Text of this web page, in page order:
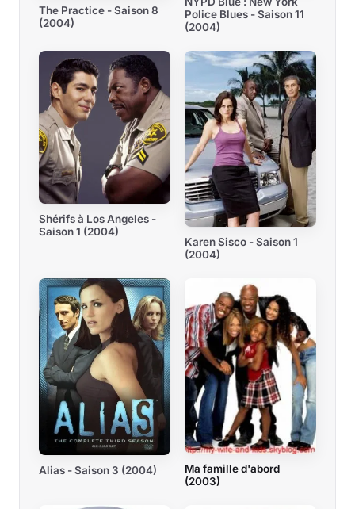
The Practice - Saison 8
(2004)
Police Blues - Saison 11
(2004)
Shérifs à Los Angeles -
Saison 1 (2004)
Karen Sisco - Saison 1
(2004)
Alias - Saison 3 (2004)
Ma famille d'abord
(2003)